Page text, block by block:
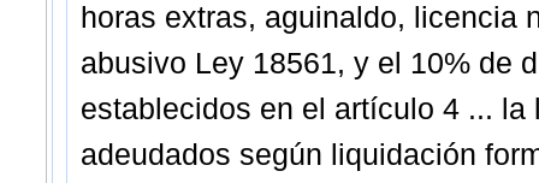
horas extras, aguinaldo, licencia
abusivo Ley 18561, y el 10% de
establecidos en el artículo 4 ...
adeudados según liquidación